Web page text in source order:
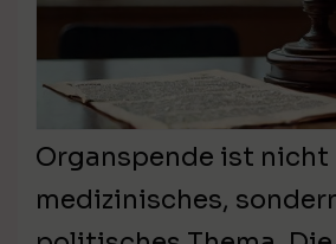
Organspende ist nicht
medizinisches,